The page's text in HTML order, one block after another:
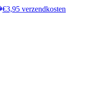
€3,95 verzendkosten